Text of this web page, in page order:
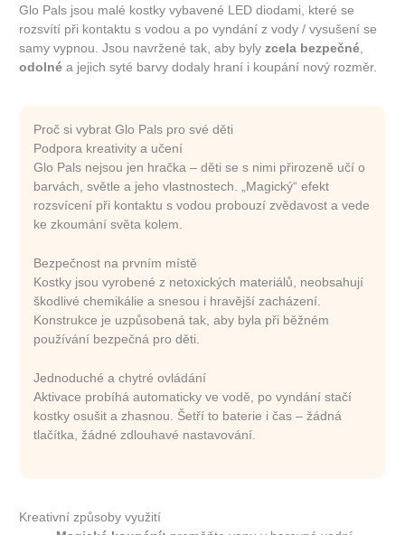
Glo Pals jsou malé kostky vybavené LED diodami, které se
rozsvítí při kontaktu s vodou a po vyndání z vody / vysušení se
samy vypnou. Jsou navržené tak, aby bylyzcela bezpečné,
odolné a jejich syté barvy dodaly hraní i koupání nový rozměr.
Proč si vybrat Glo Pals pro své děti
Podpora kreativity a učení
Glo Pals nejsou jen hračka – děti se s nimi přirozeně učí o
barvách, světle a jeho vlastnostech. „Magický“ efekt
rozsvícení při kontaktu s vodou probouzí zvědavost a vede
ke zkoumání světa kolem.
Bezpečnost na prvním místě
Kostky jsou vyrobené z netoxických materiálů, neobsahují
škodlivé chemikálie a snesou i hravější zacházení.
Konstrukce je uzpůsobená tak, aby byla při běžném
používání bezpečná pro děti.
Jednoduché a chytré ovládání
Aktivace probíhá automaticky ve vodě, po vyndání stačí
kostky osušit a zhasnou. Šetří to baterie i čas – žádná
tlačítka, žádné zdlouhavé nastavování.
Kreativní způsoby využití